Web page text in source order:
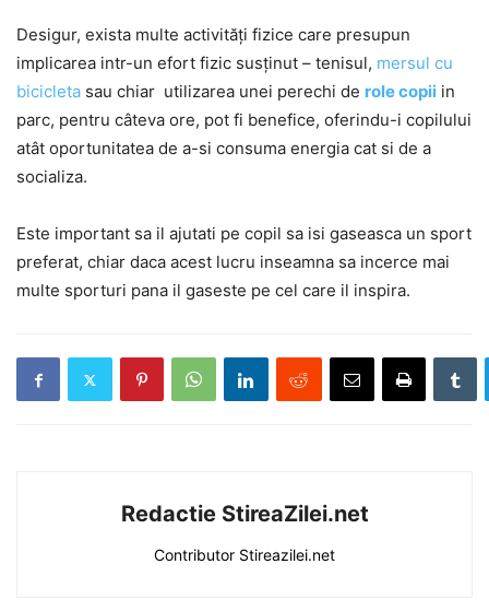
Desigur, exista multe activități fizice care presupun
implicarea intr-un efort fizic susținut – tenisul, mersul cu
bicicleta sau chiar utilizarea unei perechi de role copii in
parc, pentru câteva ore, pot fi benefice, oferindu-i copilului
atât oportunitatea de a-si consuma energia cat si de a
socializa.
Este important sa il ajutati pe copil sa isi gaseasca un sport
preferat, chiar daca acest lucru inseamna sa incerce mai
multe sporturi pana il gaseste pe cel care il inspira.
Redactie StireaZilei.net
Contributor Stireazilei.net